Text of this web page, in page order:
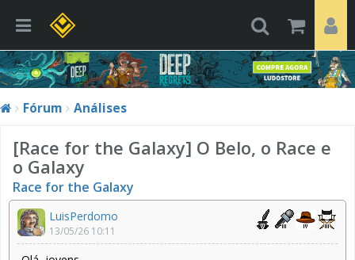
Fórum Análises
[Race for the Galaxy] O Belo, o Race e
o Galaxy
Race for the Galaxy
LuisPerdomo
13/05/26 10:11